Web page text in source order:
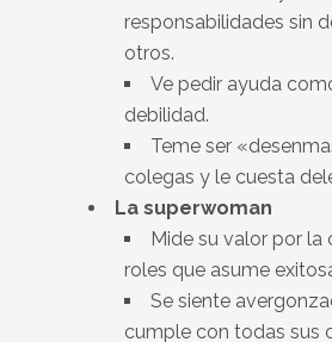
responsabilidades sin
otros.
Ve pedir ayuda
debilidad.
Teme ser
colegas y le cuesta
La superwoman
Mide su valor por la
roles que asume
Se siente
cumple con todas sus